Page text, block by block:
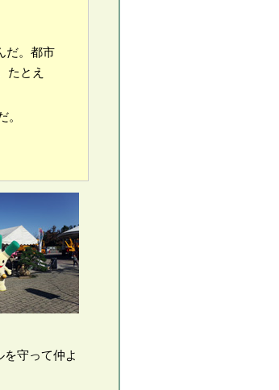
だ。都市
たとえ
。
守って仲よ